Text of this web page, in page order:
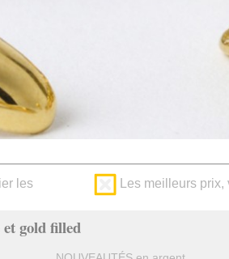
les
Les meilleurs
gold filled